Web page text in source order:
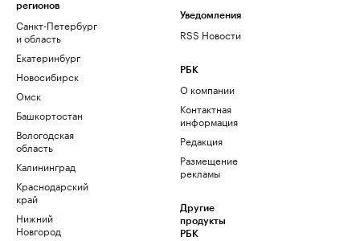
регионов
Санкт-Петербург
и область
Екатеринбург
Новосибирск
Омск
Башкортостан
Вологодская
область
Калининград
Краснодарский
край
Нижний
Новгород
Уведомления
RSS Новости
РБК
О компании
Контактная
информация
Редакция
Размещение
рекламы
Другие
продукты
РБК